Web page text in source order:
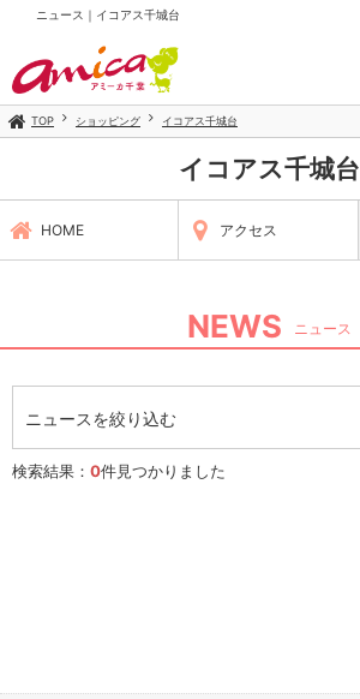
ニュース｜イコアス千城台
TOP ショッピング イコアス千城台
イコアス千城台
HOME アクセス
NEWS ニュース
ニュースを絞り込む
検索結果： 0件見つかりました